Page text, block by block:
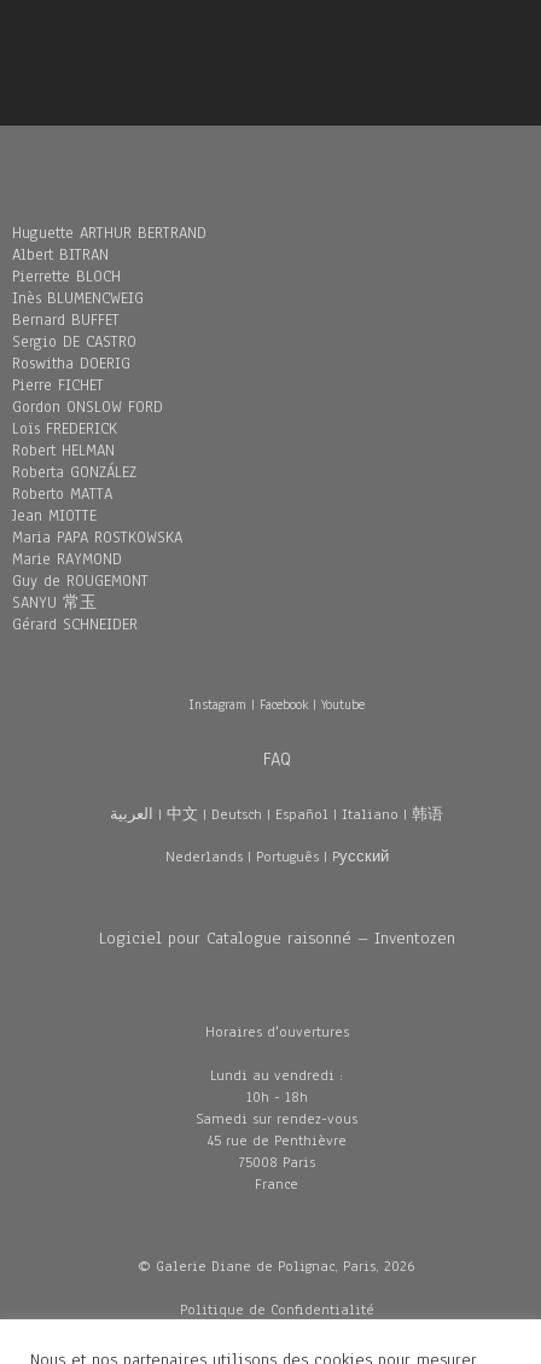
Huguette ARTHUR BERTRAND
Albert BITRAN
Pierrette BLOCH
Inès BLUMENCWEIG
Bernard BUFFET
Sergio DE CASTRO
Roswitha DOERIG
Pierre FICHET
Gordon ONSLOW FORD
Loïs FREDERICK
Robert HELMAN
Roberta GONZÁLEZ
Roberto MATTA
Jean MIOTTE
Maria PAPA ROSTKOWSKA
Marie RAYMOND
Guy de ROUGEMONT
SANYU 常玉
Gérard SCHNEIDER
Instagram | Facebook| Youtube
FAQ
العربية | 中文 | Deutsch | Español | Italiano | 韩语
Nederlands| Português| Pусский
Logiciel pour Catalogue raisonné – Inventozen
Horaires d'ouvertures
Lundi au vendredi :
10h - 18h
Samedi sur rendez-vous
45 rue de Penthièvre
75008 Paris
France
© Galerie Diane de Polignac, Paris, 2026
Politique de Confidentialité
Mentions légales